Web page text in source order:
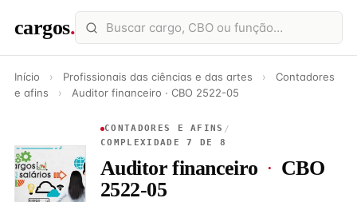
cargos.
Início › Profissionais das ciências e das artes ›
Contadores
e afins
› Auditor financeiro · CBO 2522-05
CONTADORES E AFINS /
COMPLEXIDADE 7 DE 8
Auditor financeiro · CBO
2522-05